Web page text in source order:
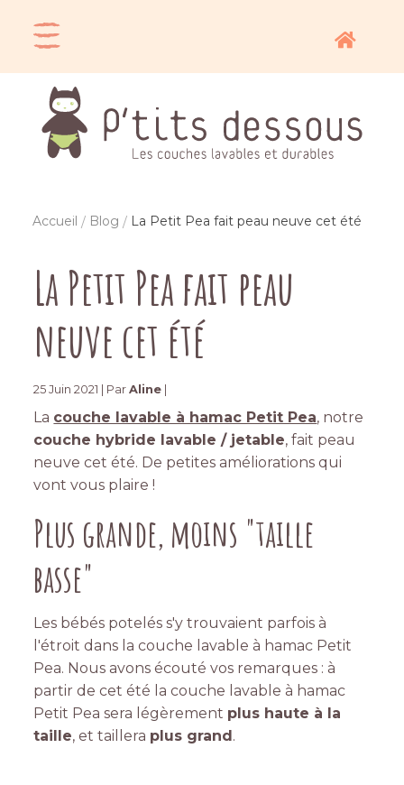
Accueil Blog La Petit Pea fait peau neuve cet été
La Petit Pea fait peau
neuve cet été
25 Juin 2021 | ParAline
La couche lavable à hamac Petit Pea, notre
couche hybride lavable / jetable, fait peau
neuve cet été. De petites améliorations qui
vont vous plaire !
Plus grande, moins "taille
basse"
Les bébés potelés s'y trouvaient parfois à
l'étroit dans la couche lavable à hamac Petit
Pea. Nous avons écouté vos remarques : à
partir de cet été la couche lavable à hamac
Petit Pea sera légèrement plus haute à la
taille, et taillera plus grand .